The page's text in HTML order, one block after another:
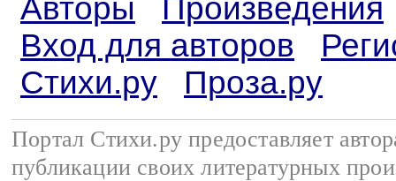
Авторы
Произведения
Вход для авторов
Стихи.ру
Проза.ру
Портал Стихи.ру предоставляет
публикации своих литературных